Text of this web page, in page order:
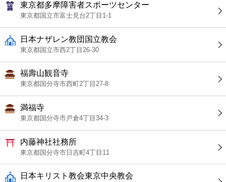
東京都多摩障害者スポーツセンター
東京都国立市富士見台2丁目1-1
日本ナザレン教団国立教会
東京都国立市西2丁目26-30
福壽山観音寺
東京都国分寺市西町2丁目27-8
満福寺
東京都国分寺市戸倉4丁目34-3
内藤神社社務所
東京都国分寺市日吉町4丁目11
日本キリスト教会東京中央教会